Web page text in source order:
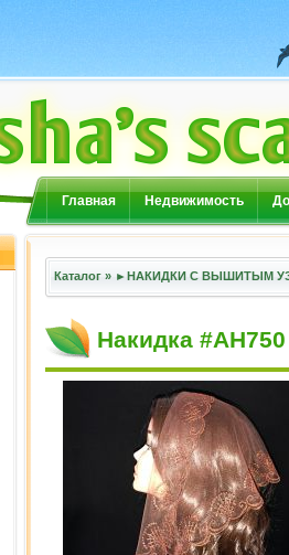
Главная Недвижимость
Каталог » ►НАКИДКИ С ВЫШИТЫМ
Накидка #АН750